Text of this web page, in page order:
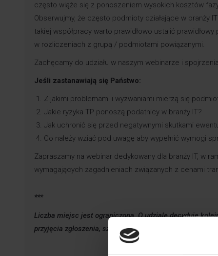
często wiąże się z ponoszeniem wysokich kosztów
Obserwujmy, że często podmioty działające w branży
takiej współpracy warto prawidłowo ustalić
w rozliczeniach z grupą / podmiotami powiązanymi.
Zachęcamy do udziału w naszym webinarze i
Jeśli zastanawiają się Państwo:
Z jakimi problemami i wyzwaniami mierzą się
Jakie ryzyka TP ponoszą podatnicy w branży IT?
Jak uchronić się przed negatywnymi skutkami
Co należy wziąć pod uwagę aby wypełnić wymogi
Zapraszamy na webinar dedykowany dla branży IT, w
wymagających zagadnieniach związanych z cenami
***
Liczba miejsc jest ograniczona. O udziale decyduje
przyjęcia zgłoszenia, szczególnie w przypadku